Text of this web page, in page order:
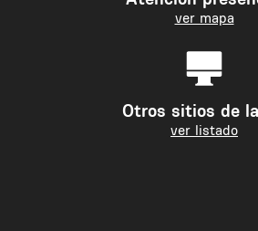
ver mapa
Otros sitios de
ver listado